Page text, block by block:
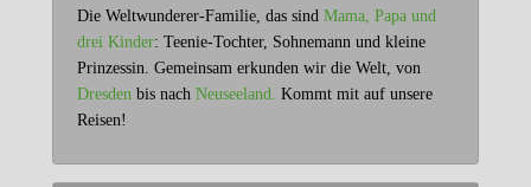
Die Weltwunderer-Familie, das sind Mama, Papa und
drei Kinder: Teenie-Tochter, Sohnemann und kleine
Prinzessin. Gemeinsam erkunden wir die Welt, von
Dresden bis nach Neuseeland. Kommt mit auf unsere
Reisen!